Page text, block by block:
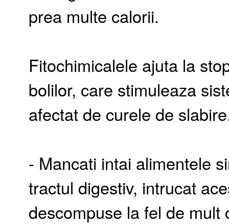
prea multe calorii.
Fitochimicalele ajuta la
bolilor, care stimuleaza
afectat de curele de
- Mancati intai alimentele
tractul digestiv, intrucat
descompuse la fel de mult